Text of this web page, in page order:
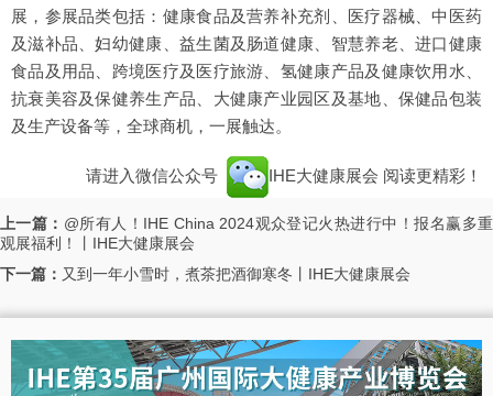
展，参展品类包括：健康食品及营养补充剂、医疗器械、中医药
及滋补品、妇幼健康、益生菌及肠道健康、智慧养老、进口健康
食品及用品、跨境医疗及医疗旅游、氢健康产品及健康饮用水、
抗衰美容及保健养生产品、大健康产业园区及基地、保健品包装
及生产设备等，全球商机，一展触达。
请进入微信公众号 IHE大健康展会 阅读更精彩！
上一篇： @所有人！IHE China 2024观众登记火热进行中！报名赢多重
观展福利！丨IHE大健康展会
下一篇： 又到一年小雪时，煮茶把酒御寒冬丨IHE大健康展会